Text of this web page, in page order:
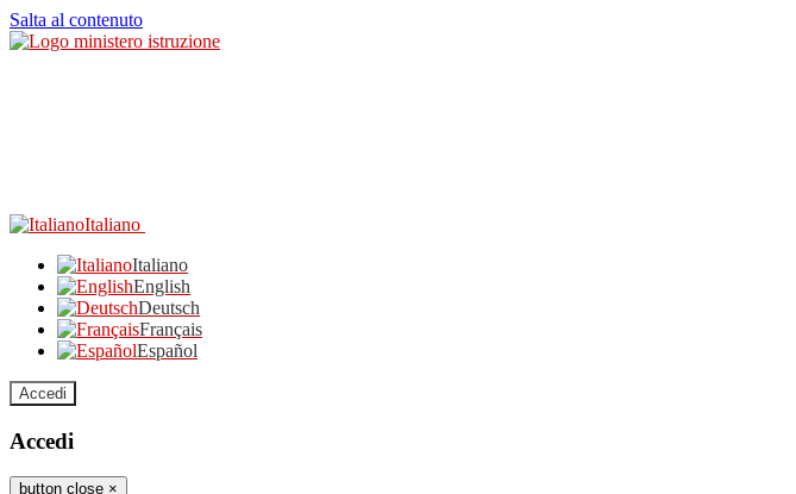
Salta al contenuto
Italiano
Italiano
English
Deutsch
Français
Español
Accedi
Accedi
button close ×